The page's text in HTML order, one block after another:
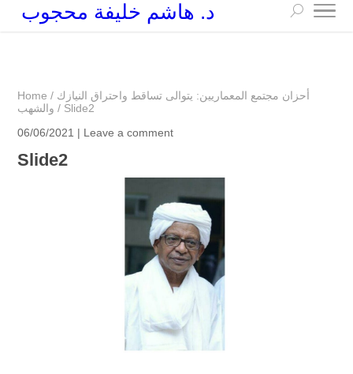
د. هاشم خليفة محجوب
Home / أحزان مجتمع المعماريين: يتوالى تساقط واحتراق النيازك
والشهب / Slide2
06/06/2021 | Leave a comment
Slide2